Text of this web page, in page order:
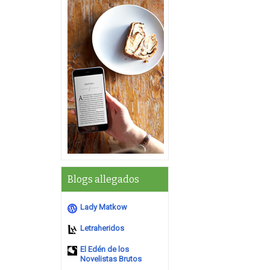
Blogs allegados
Lady Matkow
Letraheridos
El Edén de los
Novelistas Brutos